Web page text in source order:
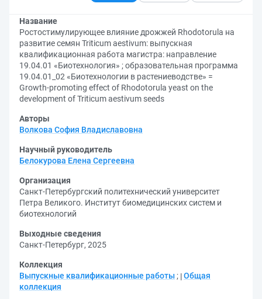
Название
Ростостимулирующее влияние дрожжей Rhodotorula на
развитие семян Triticum aestivum: выпускная
квалификационная работа магистра: направление
19.04.01 «Биотехнология» ; образовательная программа
19.04.01_02 «Биотехнологии в растениеводстве» =
Growth-promoting effect of Rhodotorula yeast on the
development of Triticum aestivum seeds
Авторы
Волкова София Владиславовна
Научный руководитель
Белокурова Елена Сергеевна
Организация
Санкт-Петербургский политехнический университет
Петра Великого. Институт биомедицинских систем и
биотехнологий
Выходные сведения
Санкт-Петербург, 2025
Коллекция
Выпускные квалификационные работы ; Общая
коллекция